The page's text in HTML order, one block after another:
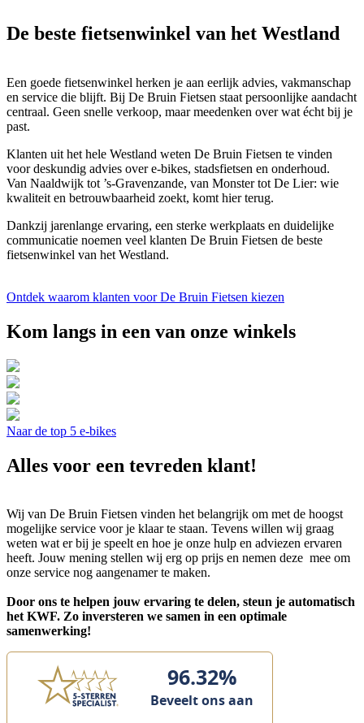
De beste fietsenwinkel van het Westland
Een goede fietsenwinkel herken je aan eerlijk advies, vakmanschap
en service die blijft. Bij De Bruin Fietsen staat persoonlijke aandacht
centraal. Geen snelle verkoop, maar meedenken over wat écht bij je
past.
Klanten uit het hele Westland weten De Bruin Fietsen te vinden
voor deskundig advies over e-bikes, stadsfietsen en onderhoud.
Van Naaldwijk tot ’s-Gravenzande, van Monster tot De Lier: wie
kwaliteit en betrouwbaarheid zoekt, komt hier terug.
Dankzij jarenlange ervaring, een sterke werkplaats en duidelijke
communicatie noemen veel klanten De Bruin Fietsen de beste
fietsenwinkel van het Westland.
Ontdek waarom klanten voor De Bruin Fietsen kiezen
Kom langs in een van onze winkels
Naar de top 5 e-bikes
Alles voor een tevreden klant!
Wij van De Bruin Fietsen vinden het belangrijk om met de hoogst
mogelijke service voor je klaar te staan. Tevens willen wij graag
weten wat er bij je speelt en hoe je onze hulp en adviezen ervaren
heeft. Jouw mening stellen wij erg op prijs en nemen deze mee om
onze service nog aangenamer te maken.
Door ons te helpen jouw ervaring te delen, steun je automatisch
het KWF. Zo inversteren we samen in een optimale
samenwerking!
96.32%
Beveelt ons aan